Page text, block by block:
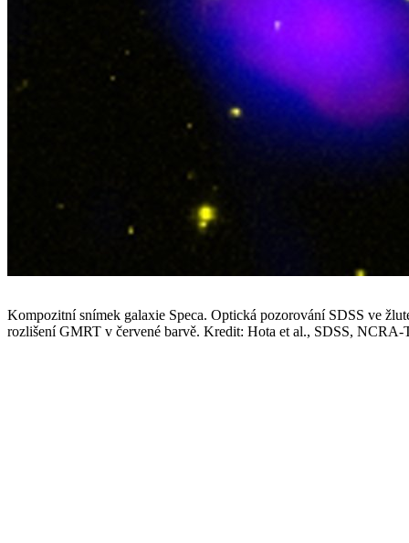
Kompozitní snímek galaxie Speca. Optická pozorování SDSS ve
rozlišení GMRT v červené barvě. Kredit: Hota et al., SDSS,